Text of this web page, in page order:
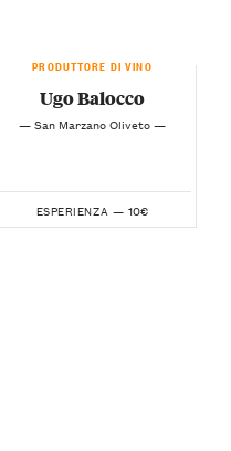
PRODUTTORE DI VINO
Ugo Balocco
— San Marzano Oliveto —
ESPERIENZA — 10€